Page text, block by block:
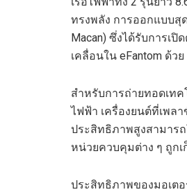
ทรงพลัง การออกแบบสุ
Macan) ซึ่งได้รับการเปิ
เคลื่อนใน eFantom ด้วย
สำหรับการถ่ายทอดเท
ไฟฟ้า เครื่องยนต์ที่เพล
ประสิทธิภาพสูงสามาร
หน่วยควบคุมต่าง ๆ ถูก
ประสิทธิภาพของมอเต